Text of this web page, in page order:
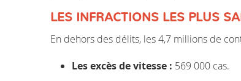
LES INFRACTIONS LES PLUS
En dehors des délits, les 4,7 millions de
Les excès de vitesse : 569 000 cas.